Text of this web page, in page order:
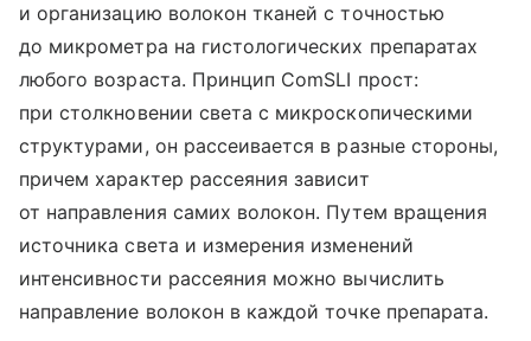
и организацию волокон тканей с точностью
до микрометра на гистологических препаратах
любого возраста. Принцип ComSLI прост:
при столкновении света с микроскопическими
структурами, он рассеивается в разные стороны,
причем характер рассеяния зависит
от направления самих волокон. Путем вращения
источника света и измерения изменений
интенсивности рассеяния можно вычислить
направление волокон в каждой точке препарата.